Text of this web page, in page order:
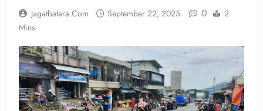
Jagatbatara.com September 22, 2025 0
2
Mins